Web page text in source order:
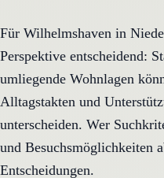
Für Wilhelmshaven in
Perspektive entscheidend:
umliegende Wohnlagen
Alltagstakten und
unterscheiden. Wer
und Besuchsmöglichkeiten
Entscheidungen.